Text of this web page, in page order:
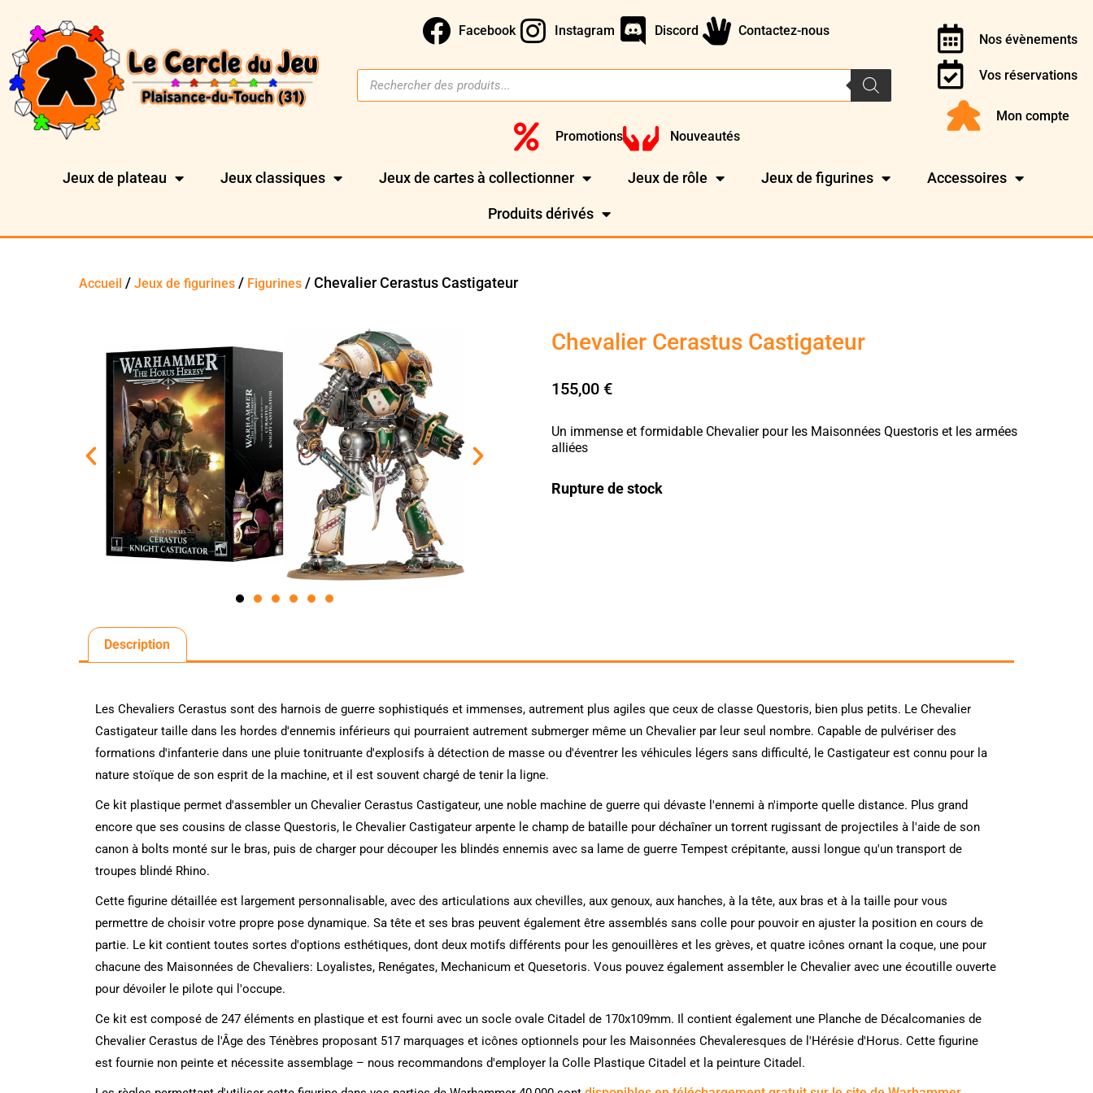
Facebook Instagram Discord Contactez-nous
Promotions Nouveautés
Nos évènements
Vos réservations
Mon compte
Jeux de plateau Jeux classiques Jeux de cartes à collectionner Jeux de rôle Jeux de figurines Accessoires
Produits dérivés
Accueil /Jeux de figurines / Figurines / Chevalier Cerastus Castigateur
Chevalier Cerastus Castigateur
155,00 €
Un immense et formidable Chevalier pour les Maisonnées Questoris et les armées
alliées
Rupture de stock
Description
Les Chevaliers Cerastus sont des harnois de guerre sophistiqués et immenses, autrement plus agiles que ceux de classe Questoris, bien plus petits. Le Chevalier
Castigateur taille dans les hordes d'ennemis inférieurs qui pourraient autrement submerger même un Chevalier par leur seul nombre. Capable de pulvériser des
formations d'infanterie dans une pluie tonitruante d'explosifs à détection de masse ou d'éventrer les véhicules légers sans difficulté, le Castigateur est connu pour la
nature stoïque de son esprit de la machine, et il est souvent chargé de tenir la ligne.
Ce kit plastique permet d'assembler un Chevalier Cerastus Castigateur, une noble machine de guerre qui dévaste l'ennemi à n'importe quelle distance. Plus grand
encore que ses cousins de classe Questoris, le Chevalier Castigateur arpente le champ de bataille pour déchaîner un torrent rugissant de projectiles à l'aide de son
canon à bolts monté sur le bras, puis de charger pour découper les blindés ennemis avec sa lame de guerre Tempest crépitante, aussi longue qu'un transport de
troupes blindé Rhino.
Cette figurine détaillée est largement personnalisable, avec des articulations aux chevilles, aux genoux, aux hanches, à la tête, aux bras et à la taille pour vous
permettre de choisir votre propre pose dynamique. Sa tête et ses bras peuvent également être assemblés sans colle pour pouvoir en ajuster la position en cours de
partie. Le kit contient toutes sortes d'options esthétiques, dont deux motifs différents pour les genouillères et les grèves, et quatre icônes ornant la coque, une pour
chacune des Maisonnées de Chevaliers: Loyalistes, Renégates, Mechanicum et Quesetoris. Vous pouvez également assembler le Chevalier avec une écoutille ouverte
pour dévoiler le pilote qui l'occupe.
Ce kit est composé de 247 éléments en plastique et est fourni avec un socle ovale Citadel de 170x109mm. Il contient également une Planche de Décalcomanies de
Chevalier Cerastus de l'Âge des Ténèbres proposant 517 marquages et icônes optionnels pour les Maisonnées Chevaleresques de l'Hérésie d'Horus. Cette figurine
est fournie non peinte et nécessite assemblage – nous recommandons d'employer la Colle Plastique Citadel et la peinture Citadel.